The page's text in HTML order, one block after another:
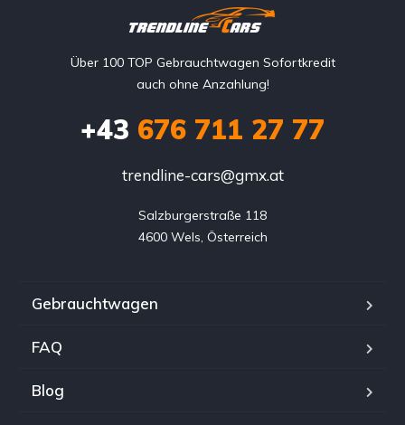
Über 100 TOP Gebrauchtwagen Sofortkredit
auch ohne Anzahlung!
+43 676 711 27 77
trendline-cars@gmx.at
Salzburgerstraße 118
4600 Wels, Österreich
Gebrauchtwagen
FAQ
Blog